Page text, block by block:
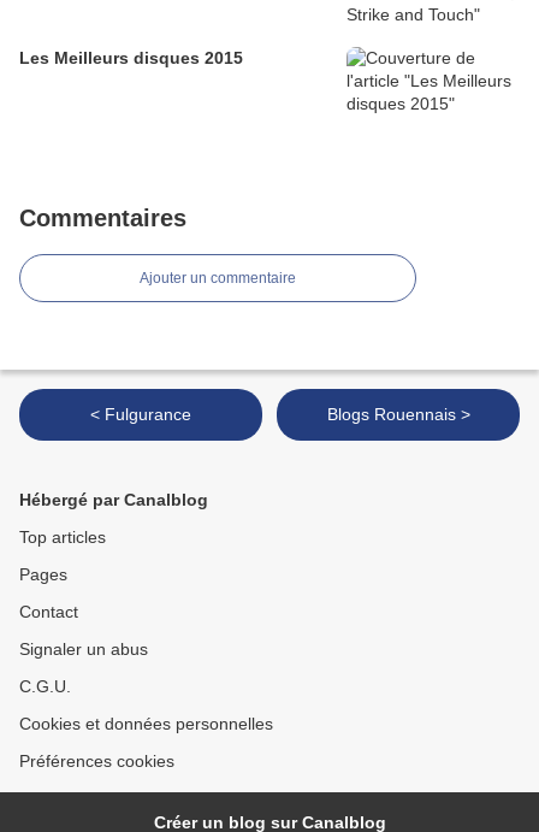
Les Meilleurs disques 2015
Commentaires
Ajouter un commentaire
< Fulgurance Blogs Rouennais >
Hébergé par Canalblog
Top articles
Pages
Contact
Signaler un abus
C.G.U.
Cookies et données personnelles
Préférences cookies
Créer un blog sur Canalblog